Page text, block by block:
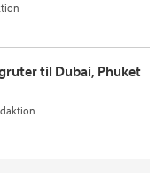
til Dubai, Phuket